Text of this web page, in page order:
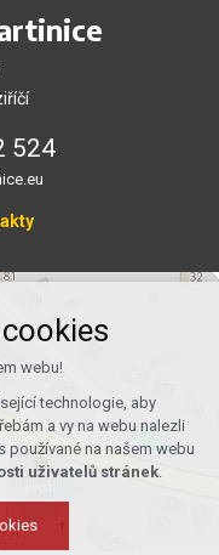
524
webu!
technologie, aby
a vy na webu nalezli
na našem webu
uživatelů stránek.